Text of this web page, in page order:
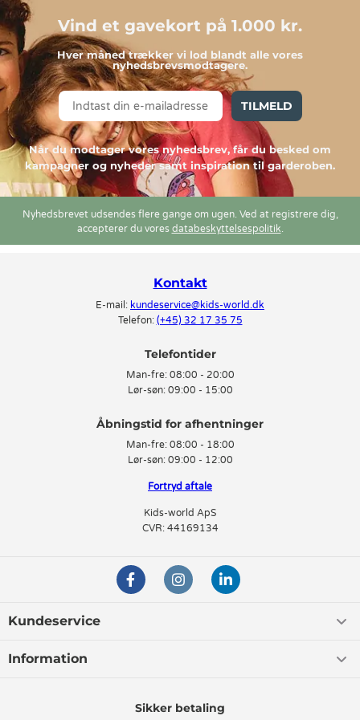
Vind et gavekort på 1.000 kr.
Hver måned trækker vi lod blandt alle vores
nyhedsbrevsmodtagere.
TILMELD
Når du modtager vores nyhedsbrev, får du besked om
kampagner og nyheder samt inspiration til garderoben.
Nyhedsbrevet udsendes flere gange om ugen. Ved at registrere dig,
accepterer du vores databeskyttelsespolitik.
Kontakt
E-mail: kundeservice@kids-world.dk
Telefon: (+45) 32 17 35 75
Telefontider
Man-fre: 08:00 - 20:00
Lør-søn: 09:00 - 15:00
Man-fre: 08:00 - 18:00
Lør-søn: 09:00 - 12:00
Fortryd aftale
Kids-world ApS
CVR: 44169134
Kundeservice
Information
Sikker betaling